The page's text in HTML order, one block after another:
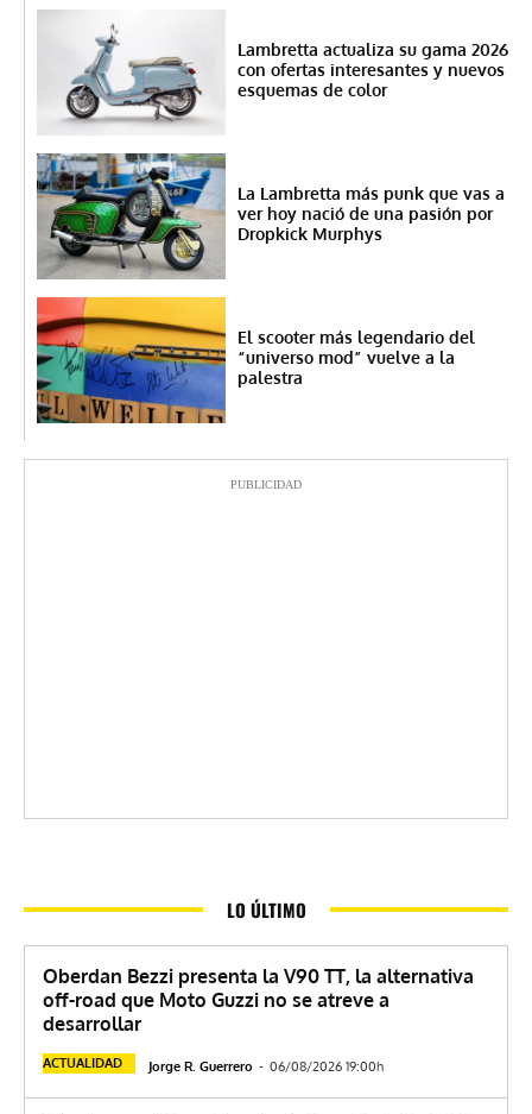
Lambretta actualiza su gama 2026
con ofertas interesantes y nuevos
esquemas de color
La Lambretta más punk que vas a
ver hoy nació de una pasión por
Dropkick Murphys
El scooter más legendario del
“universo mod” vuelve a la
palestra
PUBLICIDAD
LO ÚLTIMO
Oberdan Bezzi presenta la V90 TT, la alternativa
off-road que Moto Guzzi no se atreve a
desarrollar
ACTUALIDAD Jorge R. Guerrero - 06/08/2026 19:00h